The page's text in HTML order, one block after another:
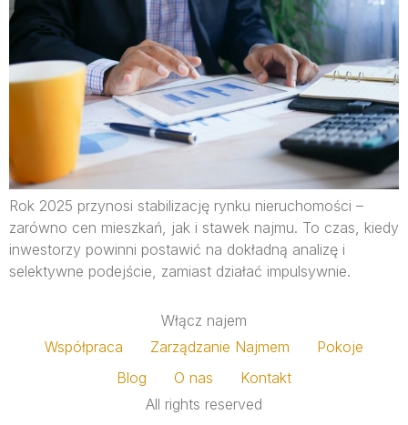
Rok 2025 przynosi stabilizację rynku nieruchomości –
zarówno cen mieszkań, jak i stawek najmu. To czas, kiedy
inwestorzy powinni postawić na dokładną analizę i
selektywne podejście, zamiast działać impulsywnie.
Włącz najem
Współpraca
Zarządzanie Najmem
Pokoje
Blog
O nas
Kontakt
All rights reserved